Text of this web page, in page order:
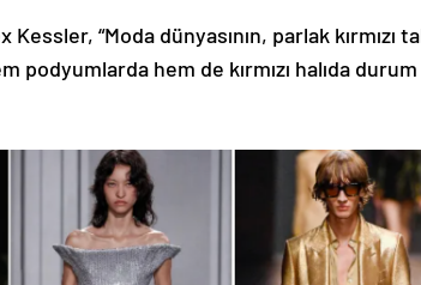
“Moda dünyasının, parlak kırmızı
podyumlarda hem de kırmızı halıda